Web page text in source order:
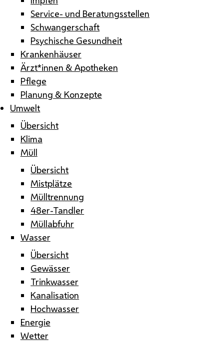
Service- und Beratungsstellen
Schwangerschaft
Psychische Gesundheit
Krankenhäuser
Ärzt*innen & Apotheken
Pflege
Planung & Konzepte
Umwelt
Übersicht
Klima
Müll
Übersicht
Mistplätze
Mülltrennung
48er-Tandler
Müllabfuhr
Wasser
Übersicht
Gewässer
Trinkwasser
Kanalisation
Hochwasser
Energie
Wetter